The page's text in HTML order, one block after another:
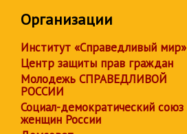
Организации
Институт «Справедливый мир»
Центр защиты прав граждан
Молодежь СПРАВЕДЛИВОЙ
РОССИИ
Социал-демократический союз
женщин России